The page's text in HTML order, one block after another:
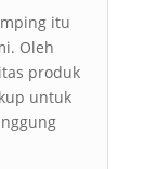
itu
Oleh
produk
untuk